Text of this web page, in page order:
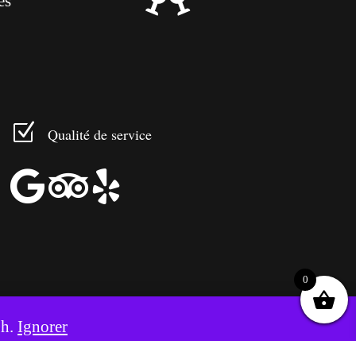
Ignorer
Z Qualité de service

0